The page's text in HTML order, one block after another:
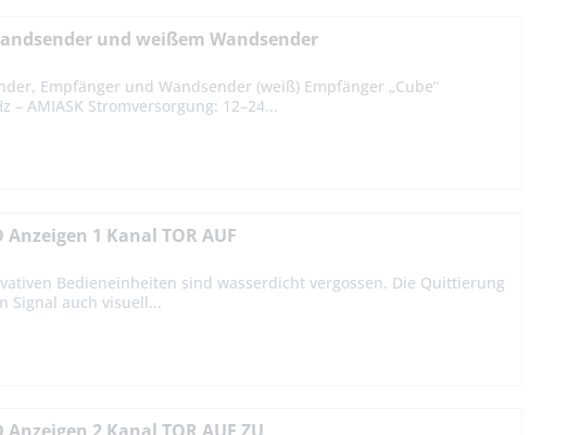
und weißem Wandsender
Empfänger und Wandsender (weiß) Empfänger „Cube“
– AMIASK Stromversorgung: 12–24...
1 Kanal TOR AUF
Bedieneinheiten sind wasserdicht vergossen. Die Quittierung
Signal auch visuell...